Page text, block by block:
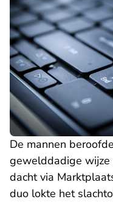
De mannen
gewelddadige wijze
dacht via
duo lokte het